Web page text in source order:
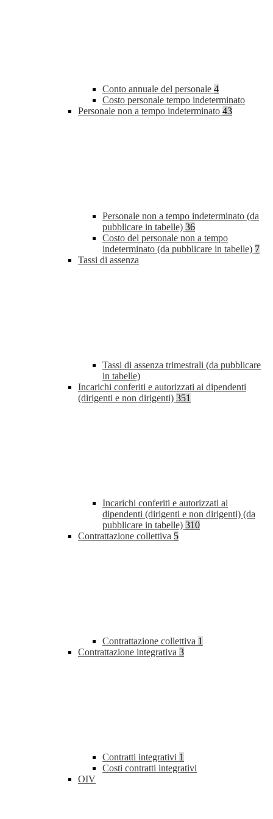
Conto annuale del personale 4
Costo personale tempo indeterminato
Personale non a tempo indeterminato 43
Personale non a tempo indeterminato (da
pubblicare in tabelle) 36
Costo del personale non a tempo
indeterminato (da pubblicare in tabelle) 7
Tassi di assenza
Tassi di assenza trimestrali (da pubblicare
in tabelle)
Incarichi conferiti e autorizzati ai dipendenti
(dirigenti e non dirigenti) 351
Incarichi conferiti e autorizzati ai
dipendenti (dirigenti e non dirigenti) (da
pubblicare in tabelle) 310
Contrattazione collettiva 5
Contrattazione collettiva 1
Contrattazione integrativa 3
Contratti integrativi 1
Costi contratti integrativi
OIV